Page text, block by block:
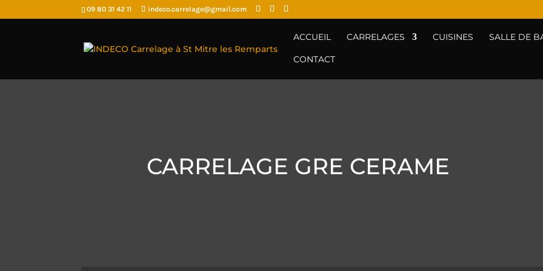
09 80 31 42 11 indeco.carrelage@gmail.com
ACCUEIL CARRELAGES CUISINES SALLE DE
CONTACT
CARRELAGE GRE CERAME